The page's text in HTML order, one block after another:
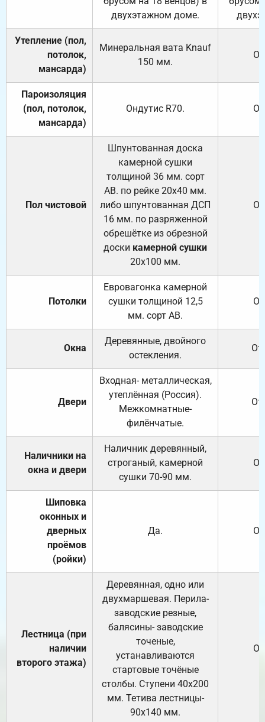
двухэтажном доме.
Утепление (пол,
потолок,
мансарда)
Минеральная вата Knauf
150 мм.
Пароизоляция
(пол, потолок,
мансарда)
Ондутис R70.
Пол чистовой
Шпунтованная доска
камерной сушки
толщиной 36 мм. сорт
АВ. по рейке 20х40 мм.
либо шпунтованная ДСП
16 мм. по разряженной
обрешётке из обрезной
доски камерной сушки
20х100 мм.
Потолки
Евровагонка камерной
сушки толщиной 12,5
мм. сорт АВ.
Окна
Деревянные, двойного
остекления.
Двери
Входная- металлическая,
утеплённая (Россия).
Межкомнатные-
филёнчатые.
Наличники на
окна и двери
Наличник деревянный,
строганый, камерной
сушки 70-90 мм.
Шиповка
оконных и
дверных
проёмов
(ройки)
Да.
Лестница (при
наличии
второго этажа)
Деревянная, одно или
двухмаршевая. Перила-
заводские резные,
балясины- заводские
точеные,
устанавливаются
стартовые точёные
столбы. Ступени 40х200
мм. Тетива лестницы-
90х140 мм.